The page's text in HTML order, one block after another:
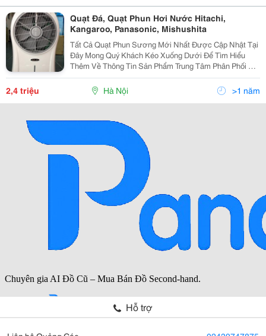
Quạt Đá, Quạt Phun Hơi Nước Hitachi,
Kangaroo, Panasonic, Mishushita
Tất Cả Quạt Phun Sương Mới Nhất Được Cập Nhật Tại
Đây Mong Quý Khách Kéo Xuống Dưới Để Tìm Hiểu
Thêm Về Thông Tin Sản Phẩm Trung Tâm Phân Phối Và
Bảo Hành Sản Phẩm Số 2 Ngõ 105/15 Doãn Kế Thiện,
Mai Dịch, Cầu Giấy, Hà Nội Đt : 0984.65.198
2,4 triệu Hà Nội >1 năm
Hỗ trợ